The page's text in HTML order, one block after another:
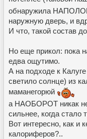
обнаружила
наружную дверь, и
И что, такой состав
Но еще прикол: пока
едва ощутимо.
А на подходе к
светило солнце) из
маманегорюй
а НАОБОРОТ никак
сильнее, когда стало
Вот интересно, как и
калориферов?..